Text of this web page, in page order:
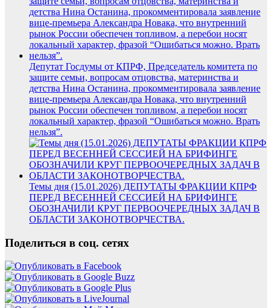
Депутат Госдумы от КПРФ, Председатель комитета по
защите семьи, вопросам отцовства, материнства и
детства Нина Останина, прокомментировала заявление
вице-премьера Александра Новака, что внутренний
рынок России обеспечен топливом, а перебои носят
локальный характер, фразой “Ошибаться можно. Врать
нельзя”.
Темы дня (15.01.2026) ДЕПУТАТЫ ФРАКЦИИ КПРФ
ПЕРЕД ВЕСЕННЕЙ СЕССИЕЙ НА БРИФИНГЕ
ОБОЗНАЧИЛИ КРУГ ПЕРВООЧЕРЕДНЫХ ЗАДАЧ В
ОБЛАСТИ ЗАКОНОТВОРЧЕСТВА.
Поделиться в соц. сетях